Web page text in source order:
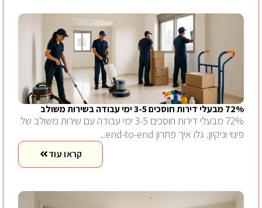
72% מבעלי דירות חוסכים 3-5 ימי עבודה בשירות משולב
72% מבעלי דירות חוסכים 3-5 ימי עבודה עם שירות משולב של
פינוי וניקיון. גלו איך פתרון end-to-end..
קראו עוד